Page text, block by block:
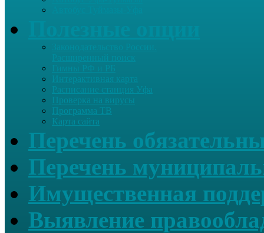
Гимны РФ и РБ
Интерактивная карта
Расписание станция Уфа
Проверка на вирусы
Программа ТВ
Карта сайта
Перечень
Перечень
Имущественная
Выявление